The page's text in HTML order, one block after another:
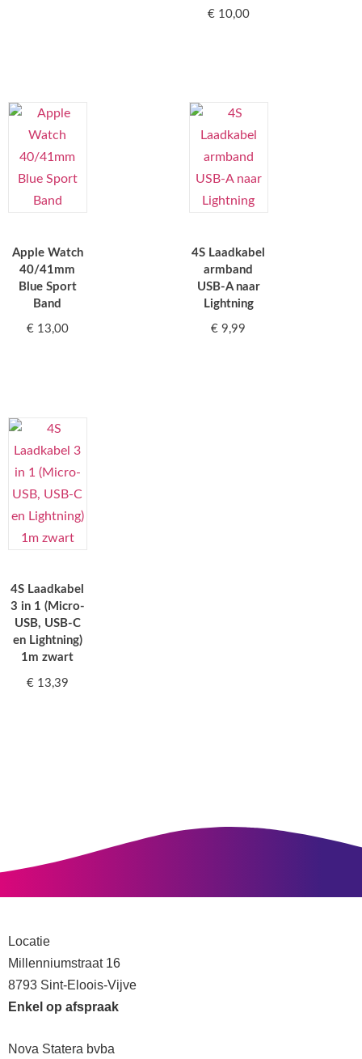
€10,00
Apple Watch
40/41mm
Blue Sport
Band
€13,00
4S Laadkabel
armband
USB-A naar
Lightning
€ 9,99
4S Laadkabel
3 in 1 (Micro-
USB, USB-C
en Lightning)
1m zwart
€13,39
Locatie
Millenniumstraat 16
8793 Sint-Eloois-Vijve
Enkel op afspraak
Nova Statera bvba